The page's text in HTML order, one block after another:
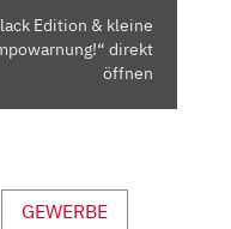
Edition & kleine
direkt
öffnen
GEWERBE